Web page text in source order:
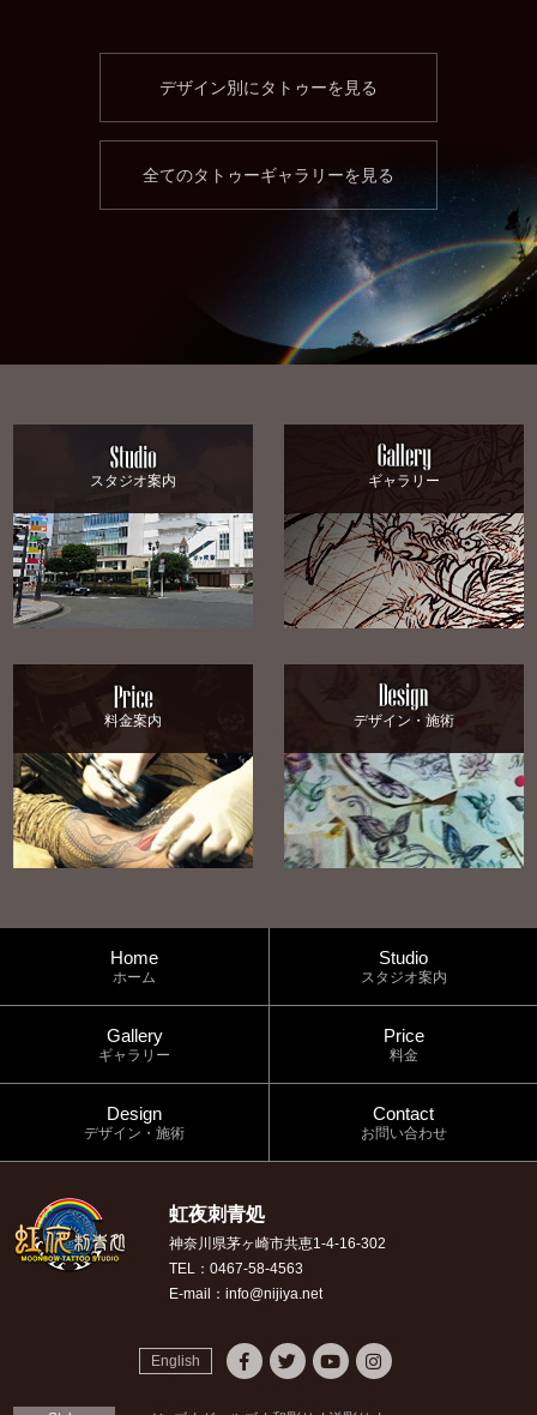
デザイン別にタトゥーを見る
全てのタトゥーギャラリーを見る
スタジオ案内 ギャラリー
料金案内 デザイン・施術
Home
ホーム
Studio
スタジオ案内
Gallery
ギャラリー
Price
料金
Design
デザイン・施術
Contact
お問い合わせ
虹夜刺青処
神奈川県茅ヶ崎市共恵1-4-16-302
TEL：0467-58-4563
E-mail：info@nijiya.net
English